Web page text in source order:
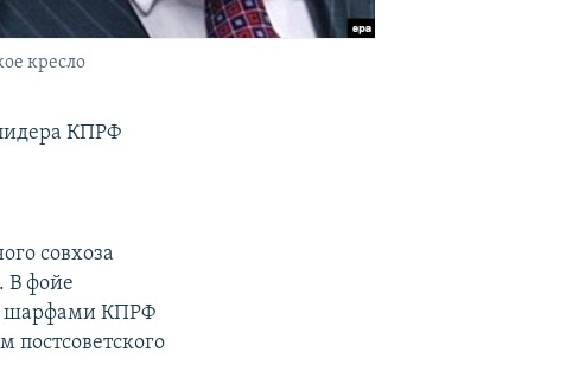
кресло
КПРФ
совхоза
В фойе
шарфами КПРФ
постсоветского